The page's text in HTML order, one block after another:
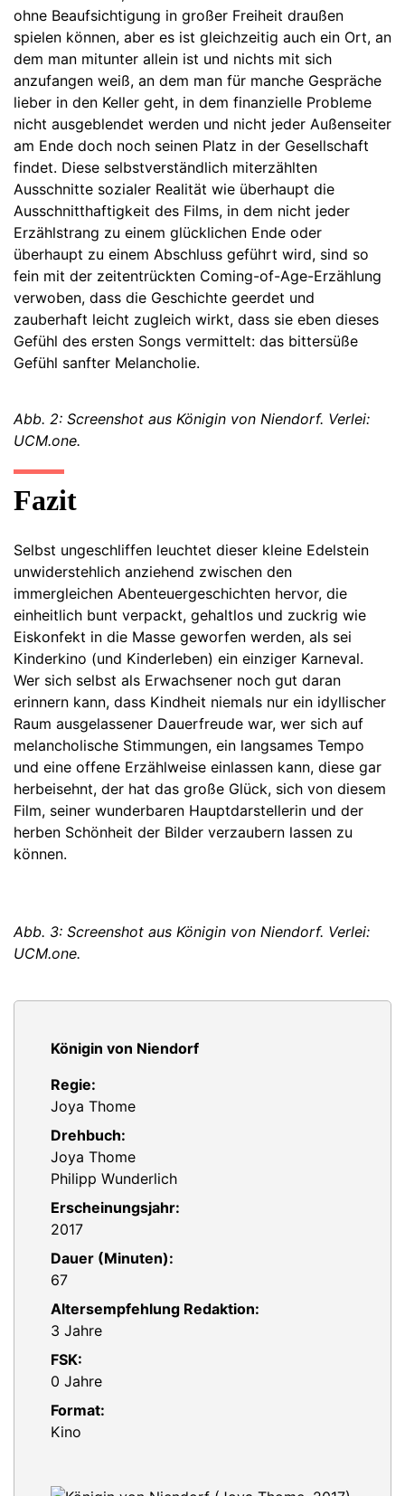
ohne Beaufsichtigung in großer Freiheit draußen
spielen können, aber es ist gleichzeitig auch ein Ort, an
dem man mitunter allein ist und nichts mit sich
anzufangen weiß, an dem man für manche Gespräche
lieber in den Keller geht, in dem finanzielle Probleme
nicht ausgeblendet werden und nicht jeder Außenseiter
am Ende doch noch seinen Platz in der Gesellschaft
findet. Diese selbstverständlich miterzählten
Ausschnitte sozialer Realität wie überhaupt die
Ausschnitthaftigkeit des Films, in dem nicht jeder
Erzählstrang zu einem glücklichen Ende oder
überhaupt zu einem Abschluss geführt wird, sind so
fein mit der zeitentrückten Coming-of-Age-Erzählung
verwoben, dass die Geschichte geerdet und
zauberhaft leicht zugleich wirkt, dass sie eben dieses
Gefühl des ersten Songs vermittelt: das bittersüße
Gefühl sanfter Melancholie.
Abb. 2: Screenshot aus Königin von Niendorf. Verlei:
UCM.one.
Fazit
Selbst ungeschliffen leuchtet dieser kleine Edelstein
unwiderstehlich anziehend zwischen den
immergleichen Abenteuergeschichten hervor, die
einheitlich bunt verpackt, gehaltlos und zuckrig wie
Eiskonfekt in die Masse geworfen werden, als sei
Kinderkino (und Kinderleben) ein einziger Karneval.
Wer sich selbst als Erwachsener noch gut daran
erinnern kann, dass Kindheit niemals nur ein idyllischer
Raum ausgelassener Dauerfreude war, wer sich auf
melancholische Stimmungen, ein langsames Tempo
und eine offene Erzählweise einlassen kann, diese gar
herbeisehnt, der hat das große Glück, sich von diesem
Film, seiner wunderbaren Hauptdarstellerin und der
herben Schönheit der Bilder verzaubern lassen zu
können.
Abb. 3: Screenshot aus Königin von Niendorf. Verlei:
UCM.one.
Königin von Niendorf
Regie:
Joya Thome
Drehbuch:
Joya Thome
Philipp Wunderlich
Erscheinungsjahr:
2017
Dauer (Minuten):
67
Altersempfehlung Redaktion:
3 Jahre
FSK:
0 Jahre
Format:
Kino